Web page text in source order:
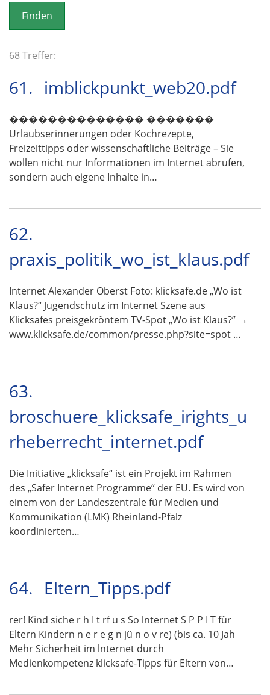
o
n
68 Treffer:
61. imblickpunkt_web20.pdf
�������������� �������
Urlaubserinnerungen oder Kochrezepte,
Freizeittipps oder wissenschaftliche Beiträge – Sie
wollen nicht nur Informationen im Internet abrufen,
sondern auch eigene Inhalte in…
62.
praxis_politik_wo_ist_klaus.pdf
Internet Alexander Oberst Foto: klicksafe.de „Wo ist
Klaus?“ Jugendschutz im Internet Szene aus
Klicksafes preisgekröntem TV-Spot „Wo ist Klaus?” →
www.klicksafe.de/common/presse.php?site=spot …
63.
broschuere_klicksafe_irights_u
rheberrecht_internet.pdf
Die Initiative „klicksafe“ ist ein Projekt im Rahmen
des „Safer Internet Programme“ der EU. Es wird von
einem von der Landeszentrale für Medien und
Kommunikation (LMK) Rheinland-Pfalz
koordinierten…
64. Eltern_Tipps.pdf
rer! Kind siche r h I t rf u s So lnternet S P P I T für
Eltern Kindern n e r e g n jü n o v re) (bis ca. 10 Jah
Mehr Sicherheit im lnternet durch
Medienkompetenz klicksafe-Tipps für Eltern von…